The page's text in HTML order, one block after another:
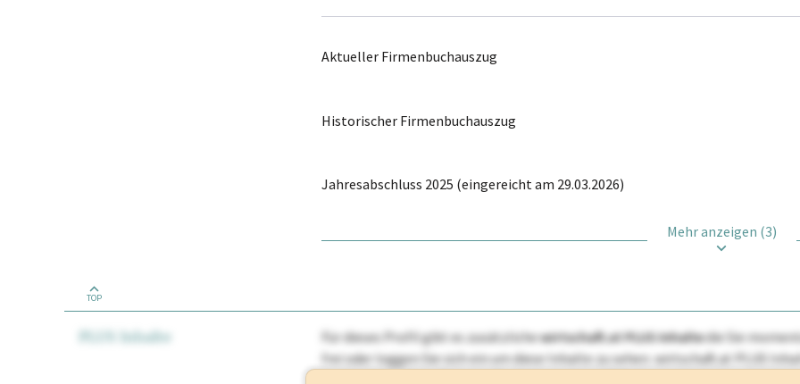
Aktueller Firmenbuchauszug
Historischer Firmenbuchauszug
Jahresabschluss 2025 (eingereicht am 29.03.2026)
Mehr anzeigen (3)
TOP
PLUS Inhalte Für dieses Profil gibt es zusätzlichewirtschaft.at PLUS Inhaltedie Sie
frei oder loggen Sie sich ein um diese Inhalte zu sehen. wirtschaft.at PLUS